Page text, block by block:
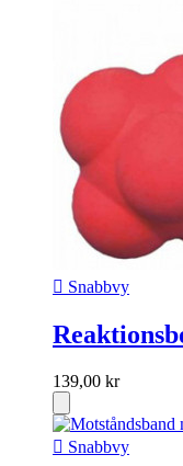
 Snabbvy
139,00 kr
 Snabbvy